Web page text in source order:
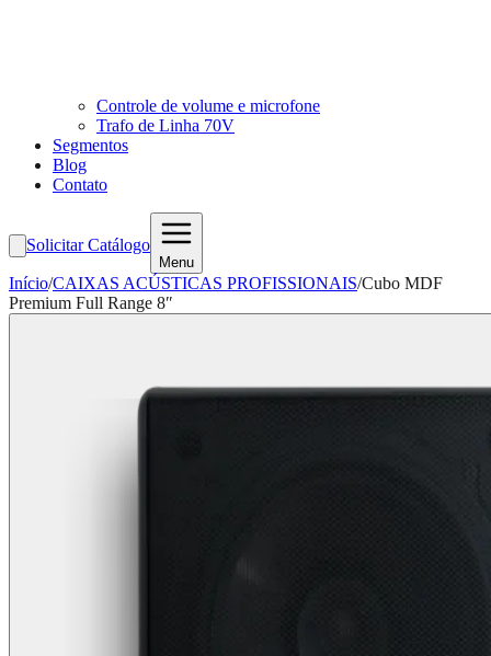
Controle de volume e microfone
Trafo de Linha 70V
Segmentos
Blog
Contato
Solicitar Catálogo
Menu
Início/CAIXAS ACÚSTICAS PROFISSIONAIS/Cubo MDF
Premium Full Range 8″